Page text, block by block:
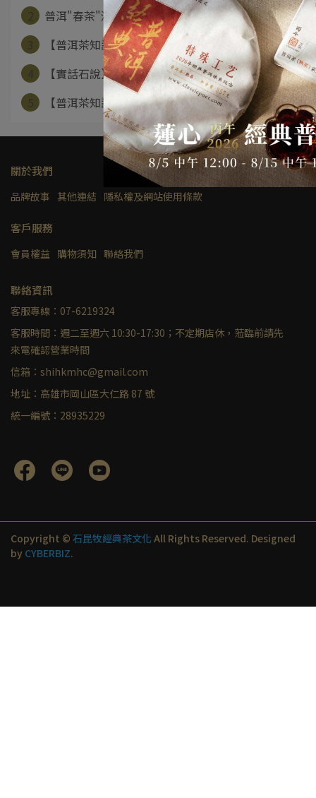
普洱"春茶"漫談
【普洱茶知識分享】醒茶之事 不可不知
【實話石說】~冬季泡茶藏茶之要
【普洱茶知識分享】普洱轉化之密：緊壓度
關於我們
品牌故事 其他連結 隱私權及網站使用條款
客戶服務
會員權益 購物須知 聯絡我們
聯絡資訊
客服專線：07-6219324
客服時間：週二至週六 10:30-17:30；不定期店休，蒞臨前請先
來電確認營業時間
信箱：shihkmhc@gmail.com
地址：高雄市岡山區大仁路 87 號
統一編號：28935229
Copyright © 石昆牧經典茶文化 All Rights Reserved. Designed
by CYBERBIZ.